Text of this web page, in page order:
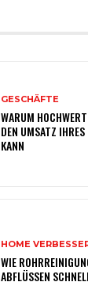
GESCHÄFTE
WARUM
DEN UMSATZ
KANN
HOME
WIE
ABFLÜSSEN